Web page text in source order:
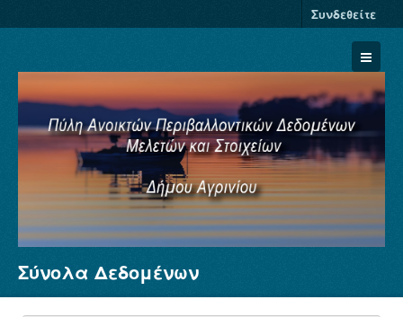
Συνδεθείτε
Σύνολα Δεδομένων
Φορείς
Σύνολα Δεδομένων